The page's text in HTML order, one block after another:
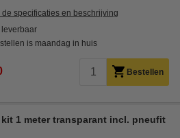
de specificaties en beschrijving
leverbaar
is maandag in huis
Bestellen
1 meter transparant incl. pneufit